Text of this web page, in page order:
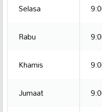
Selasa
Rabu
Khamis
Jumaat